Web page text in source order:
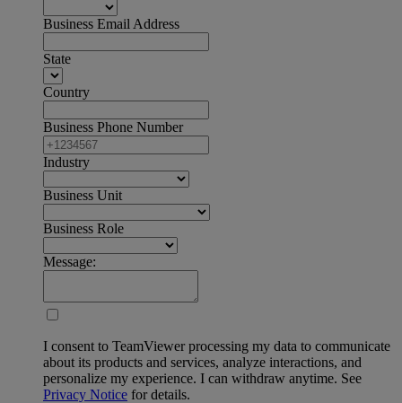
Business Email Address
State
Country
Business Phone Number
Industry
Business Unit
Business Role
Message:
I consent to TeamViewer processing my data to communicate
about its products and services, analyze interactions, and
personalize my experience. I can withdraw anytime. See
Privacy Notice for details.